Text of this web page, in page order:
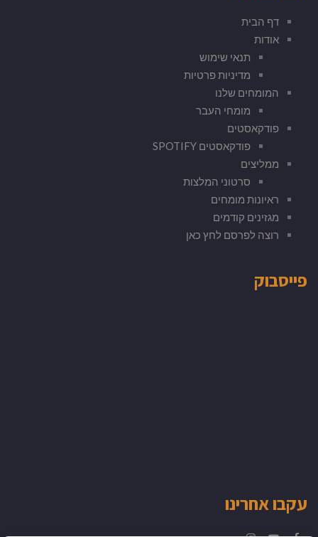
דף הבית
אודות
תנאי שימוש
מדיניות פרטיות
המומחים שלנו
מומחי העבר
פודקאסטים
פודקאסטים SPOTIFY
ממליצים
סרטוני המלצות
ראיונות מומחים
מגזינים קודמים
רוצה לפרסם לחץ כאן
פייסבוק
עקבו אחרינו